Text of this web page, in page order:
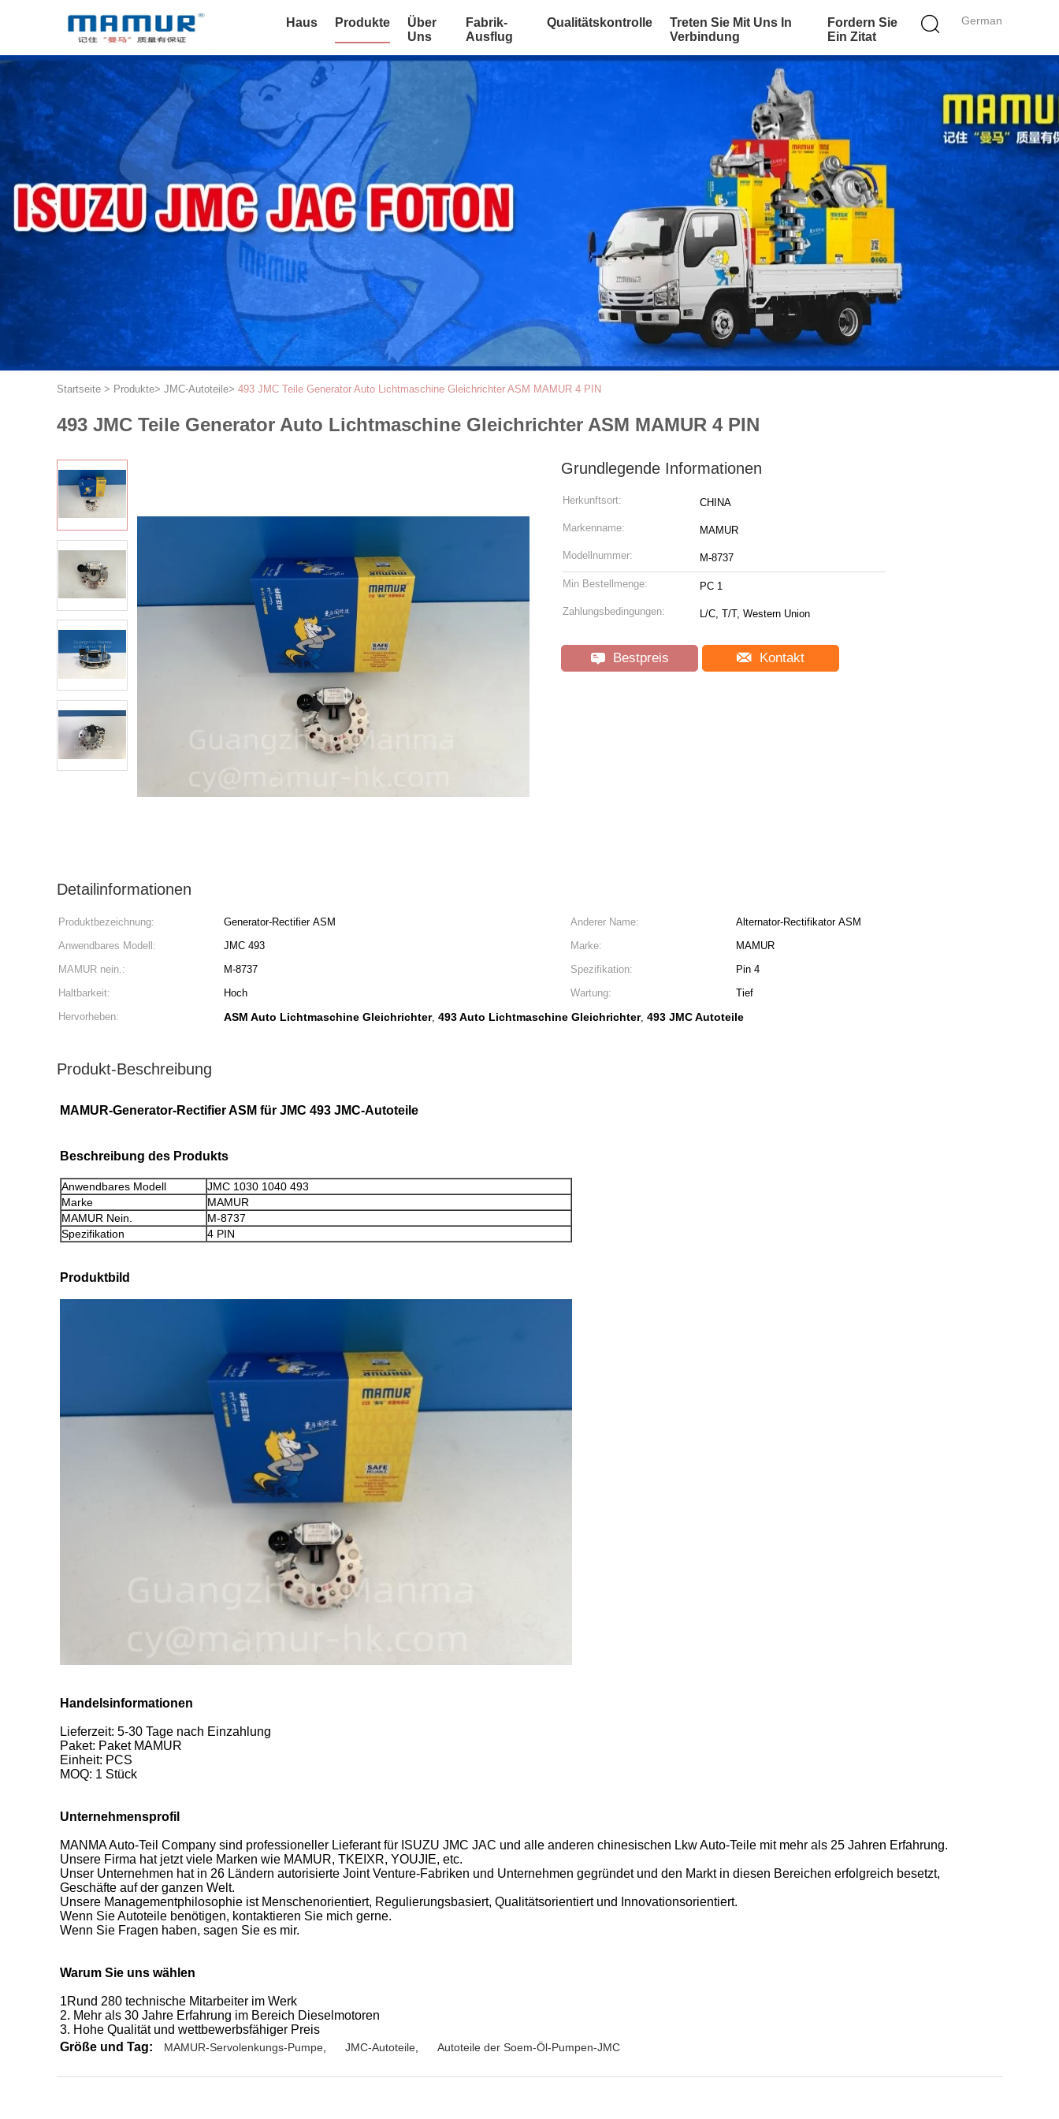
German
Haus Produkte
Über
Uns
Fabrik-
Ausflug
Qualitätskontrolle
Treten Sie Mit Uns In
Verbindung
Fordern Sie
Ein Zitat
Startseite > Produkte> JMC-Autoteile> 493 JMC Teile Generator Auto Lichtmaschine Gleichrichter ASM MAMUR 4 PIN
493 JMC Teile Generator Auto Lichtmaschine Gleichrichter ASM MAMUR 4 PIN
Grundlegende Informationen
Herkunftsort: CHINA
Markenname: MAMUR
Modellnummer: M-8737
Min Bestellmenge: PC 1
Zahlungsbedingungen: L/C, T/T, Western Union
Bestpreis Kontakt
Detailinformationen
Produktbezeichnung: Generator-Rectifier ASM Anderer Name:
Alternator-Rectifikator ASM
Anwendbares Modell:
JMC 493 Marke:
MAMUR
MAMUR nein.:
M-8737 Spezifikation:
Pin 4
Haltbarkeit:
Hoch Wartung:
Tief
Hervorheben:
ASM Auto Lichtmaschine Gleichrichter, 493 Auto Lichtmaschine Gleichrichter, 493 JMC Autoteile
Produkt-Beschreibung
MAMUR-Generator-Rectifier ASM für JMC 493 JMC-Autoteile
Beschreibung des Produkts
Anwendbares Modell
JMC 1030 1040 493
Marke
MAMUR
MAMUR Nein.
M-8737
Spezifikation
4 PIN
Produktbild
Handelsinformationen
Lieferzeit: 5-30 Tage nach Einzahlung
Paket: Paket MAMUR
Einheit: PCS
MOQ: 1 Stück
Unternehmensprofil
MANMA Auto-Teil Company sind professioneller Lieferant für ISUZU JMC JAC und alle anderen chinesischen Lkw Auto-Teile mit mehr als 25 Jahren Erfahrung.
Unsere Firma hat jetzt viele Marken wie MAMUR, TKEIXR, YOUJIE, etc.
Unser Unternehmen hat in 26 Ländern autorisierte Joint Venture-Fabriken und Unternehmen gegründet und den Markt in diesen Bereichen erfolgreich besetzt,
Geschäfte auf der ganzen Welt.
Unsere Managementphilosophie ist Menschenorientiert, Regulierungsbasiert, Qualitätsorientiert und Innovationsorientiert.
Wenn Sie Autoteile benötigen, kontaktieren Sie mich gerne.
Wenn Sie Fragen haben, sagen Sie es mir.
Warum Sie uns wählen
1Rund 280 technische Mitarbeiter im Werk
2. Mehr als 30 Jahre Erfahrung im Bereich Dieselmotoren
3. Hohe Qualität und wettbewerbsfähiger Preis
Größe und Tag:
MAMUR-Servolenkungs-Pumpe JMC-Autoteile Autoteile der Soem-Öl-Pumpen-JMC